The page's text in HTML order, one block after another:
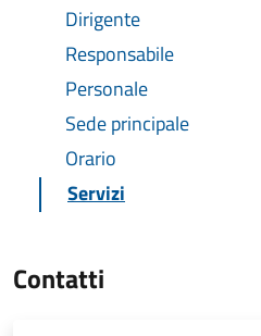
Dirigente
Responsabile
Personale
Sede principale
Orario
Servizi
Contatti